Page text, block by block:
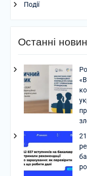
Події
Останні